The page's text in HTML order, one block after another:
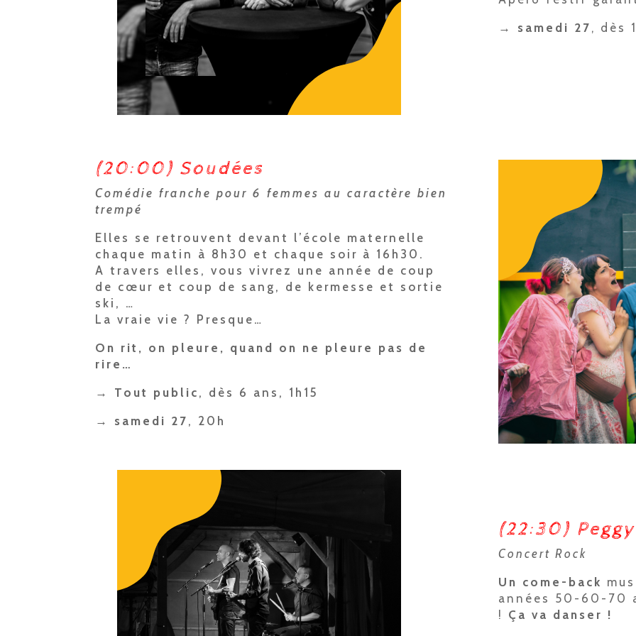
→ samedi 27 , dès
(20:00) Soudées
Comédie franche pour 6 femmes au caractère bien
trempé
Elles se retrouvent devant l’école maternelle
chaque matin à 8h30 et chaque soir à 16h30.
A travers elles, vous vivrez une année de coup
de cœur et coup de sang, de kermesse et sortie
ski, …
La vraie vie ? Presque…
On rit, on pleure, quand on ne pleure pas de
rire…
→ Tout public , dès 6 ans, 1h15
→ samedi 27 , 20h
(22:30)
Concert Rock
Un come-back
années 50-60-70
! Ça va danser !